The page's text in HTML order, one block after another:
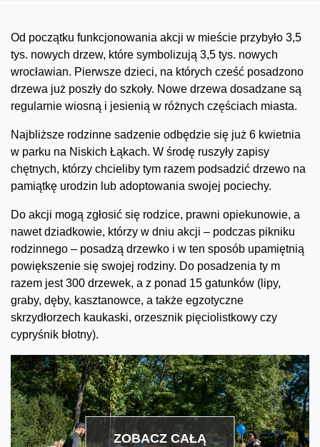
Od początku funkcjonowania akcji w mieście przybyło 3,5
tys. nowych drzew, które symbolizują 3,5 tys. nowych
wrocławian. Pierwsze dzieci, na których cześć posadzono
drzewa już poszły do szkoły. Nowe drzewa dosadzane są
regularnie wiosną i jesienią w różnych częściach miasta.
Najbliższe rodzinne sadzenie odbędzie się już 6 kwietnia
w parku na Niskich Łąkach. W środę ruszyły zapisy
chętnych, którzy chcieliby tym razem podsadzić drzewo na
pamiątkę urodzin lub adoptowania swojej pociechy.
Do akcji mogą zgłosić się rodzice, prawni opiekunowie, a
nawet dziadkowie, którzy w dniu akcji – podczas pikniku
rodzinnego – posadzą drzewko i w ten sposób upamiętnią
powiększenie się swojej rodziny. Do posadzenia ty m
razem jest 300 drzewek, a z ponad 15 gatunków (lipy,
graby, dęby, kasztanowce, a także egzotyczne
skrzydłorzech kaukaski, orzesznik pięciolistkowy czy
cypryśnik błotny).
ZOBACZ CAŁĄ